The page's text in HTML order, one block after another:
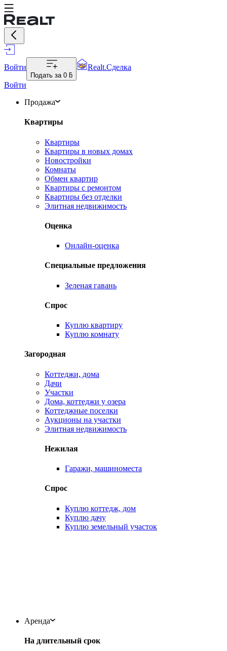
Войти
Подать за 0 ƃ
Realt.Сделка
Войти
Продажа
Квартиры
Квартиры
Квартиры в новых домах
Новостройки
Комнаты
Обмен квартир
Квартиры с ремонтом
Квартиры без отделки
Элитная недвижимость
Оценка
Онлайн-оценка
Специальные предложения
Зеленая гавань
Спрос
Куплю квартиру
Куплю комнату
Загородная
Коттеджи, дома
Дачи
Участки
Дома, коттеджи у озера
Коттеджные поселки
Аукционы на участки
Элитная недвижимость
Нежилая
Гаражи, машиноместа
Спрос
Куплю коттедж, дом
Куплю дачу
Куплю земельный участок
Аренда
На длительный срок